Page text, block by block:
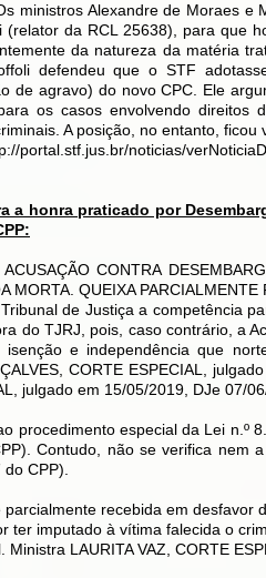
ministros Alexandre de Moraes e
(relator da RCL 25638), para que
da natureza da matéria
defendeu que o STF
de agravo) do novo CPC. Ele
os casos envolvendo direitos
A posição, no entanto, ficou
portal.stf.jus.br/noticias/
a honra praticado por
ACUSAÇÃO CONTRA
MORTA. QUEIXA PARCIALMENTE
de Justiça a competência
do TJRJ, pois, caso contrário, a
e independência que
CORTE ESPECIAL,
julgado em 15/05/2019, DJe 07/
procedimento especial da Lei n.º
Contudo, não se verifica nem
CPP).
parcialmente recebida em desfavor
ter imputado à vítima falecida o
Ministra LAURITA VAZ, CORTE